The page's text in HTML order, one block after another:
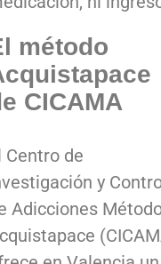
método
CICAMA
Centro de
y
Adicciones